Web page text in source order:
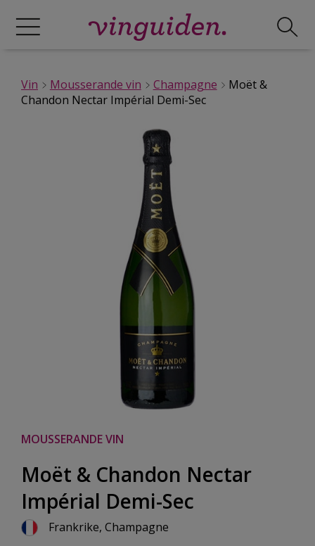
Vin Mousserande vin Champagne
Moët &
Chandon Nectar Impérial Demi-Sec
MOUSSERANDE VIN
Moët & Chandon Nectar
Impérial Demi-Sec
Frankrike, Champagne